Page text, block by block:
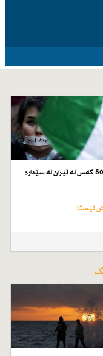
نزیكەی 50 كەس لە ئێران لە سێدارە